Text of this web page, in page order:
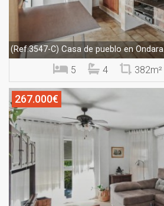
(Ref.3547-C) Casa de pueblo en Ondara
5 4 382m²
267.000€